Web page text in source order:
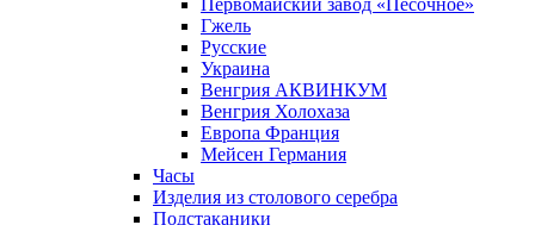
Первомайский завод «Песочное»
Гжель
Русские
Украина
Венгрия АКВИНКУМ
Венгрия Холохаза
Европа Франция
Мейсен Германия
Часы
Изделия из столового серебра
Подстаканики